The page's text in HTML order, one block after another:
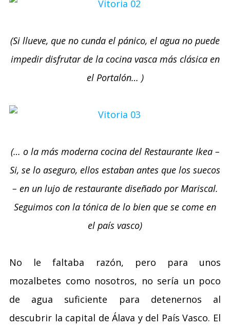
(Si llueve, que no cunda el pánico, el agua no puede
impedir disfrutar de la cocina vasca más clásica en
el Portalón… )
(… o la más moderna cocina del Restaurante Ikea –
Si, se lo aseguro, ellos estaban antes que los suecos
– en un lujo de restaurante diseñado por Mariscal.
Seguimos con la tónica de lo bien que se come en
el país vasco)
No le faltaba razón, pero para unos
mozalbetes como nosotros, no sería un poco
de agua suficiente para detenernos al
descubrir la capital de Álava y del País Vasco. El